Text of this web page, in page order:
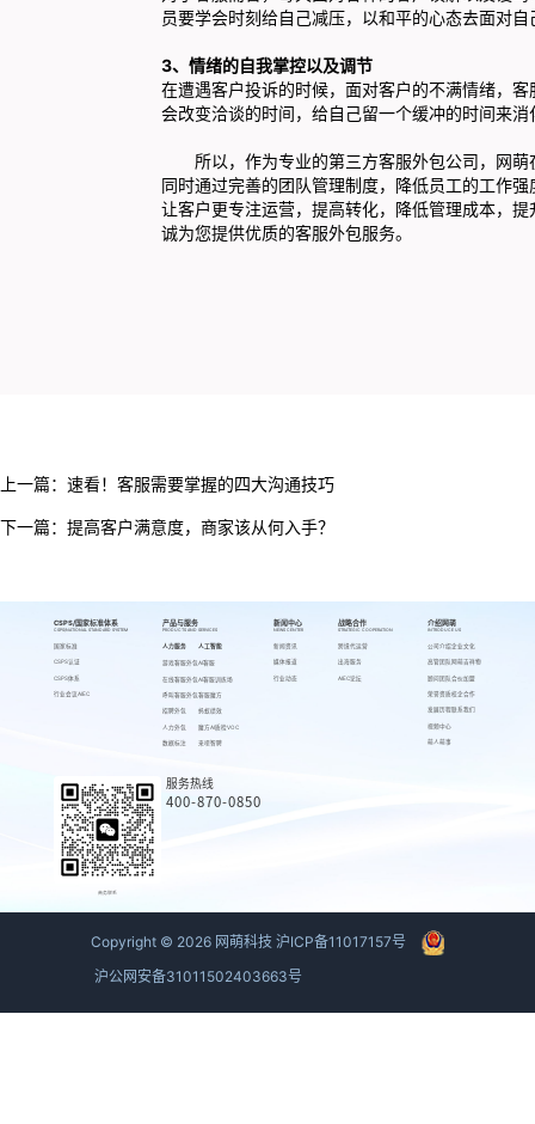
员要学会时刻给自己减压，以和平的心态去面对
3、情绪的自我掌控以及调节
在遭遇客户投诉的时候，面对客户的不满情绪，
会改变洽谈的时间，给自己留一个缓冲的时间来
所以，作为专业的第三方客服外包公司， 网萌
同时通过完善的团队管理制度，降低员工的工作
让客户更专注运营，提高转化，降低管理成本，
诚为您提供优质的客服外包服务。
上一篇： 速看！客服需要掌握的四大沟通技巧
下一篇： 提高客户满意度，商家该从何入手？
CSPS/国家标准体系
CSPS/NATIONAL STANDARD SYSTEM
国家标准
CSPS认证
CSPS体系
行业会议AIEC
产品与服务
PRODUCTS AND SERVICES
人力服务
游戏客服外包
在线客服外包
呼叫客服外包
招聘外包
人力外包
数据标注
人工智能
AI客服
AI客服训练场
客服魔方
蚂蚁绩效
魔方AI质检VOC
来呗智聘
新闻中心
NEWS CENTER
新闻资讯
媒体报道
行业动态
战略合作
STRATEGIC COOPERATION
跨境代运营
出海服务
AIEC论坛
介绍网萌
INTRODUCE US
公司介绍
高管团队
顾问团队
荣誉资质
发展历程
视频中心
萌人萌事
企业文化
网萌吉祥物
合伙加盟
校企合作
联系我们
商务联系
服务热线
400-870-0850
Copyright © 2026 网萌科技 沪ICP备11017157号
沪公网安备31011502403663号